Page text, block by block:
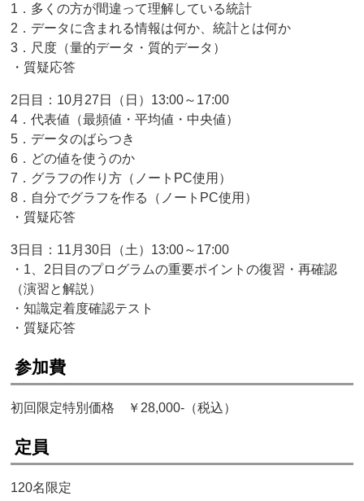
1．多くの方が間違って理解している統計
2．データに含まれる情報は何か、統計とは何か
3．尺度（量的データ・質的データ）
・質疑応答
2日目：10月27日（日）13:00～17:00
4．代表値（最頻値・平均値・中央値）
5．データのばらつき
6．どの値を使うのか
7．グラフの作り方（ノートPC使用）
8．自分でグラフを作る（ノートPC使用）
・質疑応答
3日目：11月30日（土）13:00～17:00
・1、2日目のプログラムの重要ポイントの復習・再確認
（演習と解説）
・知識定着度確認テスト
・質疑応答
参加費
初回限定特別価格 ￥28,000-（税込）
定員
120名限定